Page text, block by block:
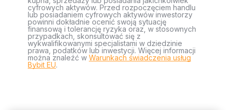
cyfrowych aktywów. Przed rozpoczęciem handlu
lub posiadaniem cyfrowych aktywów inwestorzy
powinni dokładnie ocenić swoją sytuację
finansową i tolerancję ryzyka oraz, w stosownych
przypadkach, skonsultować się z
wykwalifikowanymi specjalistami w dziedzinie
prawa, podatków lub inwestycji. Więcej informacji
można znaleźć w Warunkach świadczenia usług
Bybit EU.